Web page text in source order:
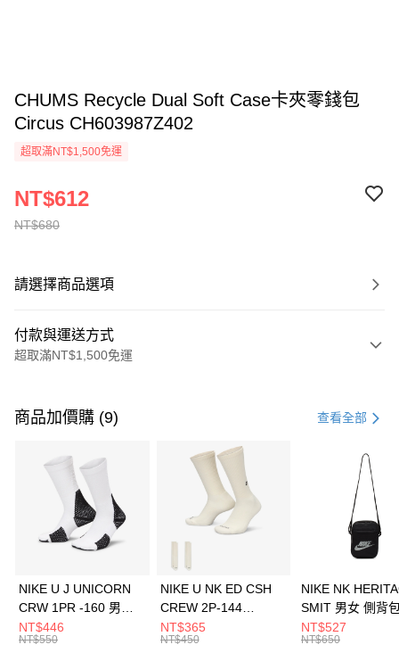
CHUMS Recycle Dual Soft Case卡夾零錢包
Circus CH603987Z402
超取滿NT$1,500免運
NT$680
NT$612
請選擇商品選項
付款與運送方式
超取滿NT$1,500免運
信用卡一次付款
3 期 0 利率 每期 21家銀行
合作金庫商業銀行
第一商業銀行
華南商業銀行
彰化商業銀行
上海商業儲蓄銀行
元大商業銀行
Apple Pay
全盈+PAY
AFTEE先享後付
商品加價購 (9) 查看全部
NIKE U J UNICORN
CRW 1PR -160 男女
中統襪 FZ3393100
NT$446
NT$550
NIKE U NK ED CSH
CREW 2P-144
EMBRDY 男女 短統襪
FZ3073133
NT$365
NT$450
NIKE NK
SMIT 男女 側背
BA5871010
NT$527
NT$650